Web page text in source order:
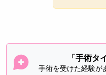
「手術タ
手術を受けた経験が